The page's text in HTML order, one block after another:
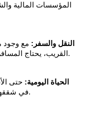
المؤسسات المالية
النقل والسفر: مع وجود
القريب، يحتاج المسافرون إلى أماكن آمنة لحفظ أمتعتهم.
الحياة اليومية: حتى
في شققهم أو منازلهم لحفظ مقتنيات ثمينة.